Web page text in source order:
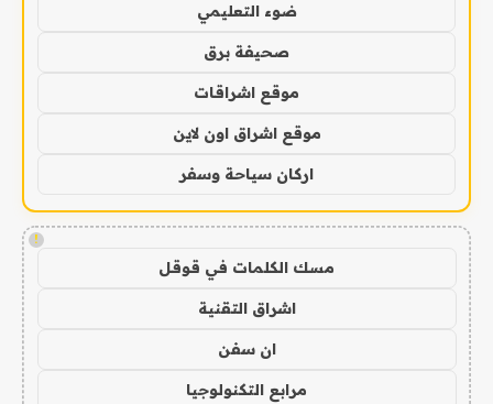
ضوء التعليمي
صحيفة برق
موقع اشراقات
موقع اشراق اون لاين
اركان سياحة وسفر
!
مسك الكلمات في قوقل
اشراق التقنية
ان سفن
مرابع التكنولوجيا